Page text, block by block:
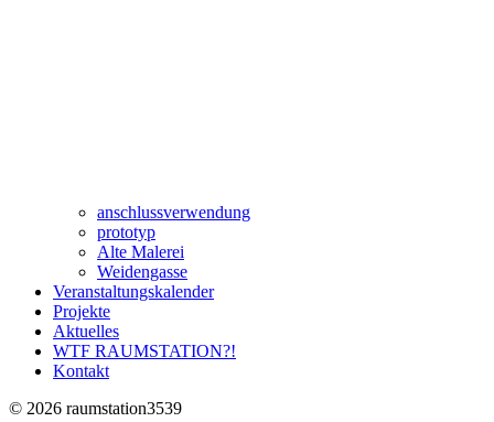
anschlussverwendung
prototyp
Alte Malerei
Weidengasse
Veranstaltungskalender
Projekte
Aktuelles
WTF RAUMSTATION?!
Kontakt
© 2026 raumstation3539